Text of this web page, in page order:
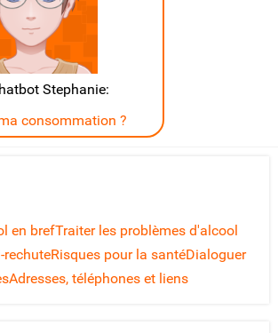
Stephanie:
consommation ?
en brefTraiter les problèmes d'alcool
rechuteRisques pour la santéDialoguer
Adresses, téléphones et liens